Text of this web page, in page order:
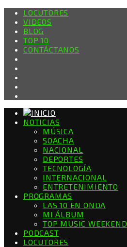
LOCUTORES
VIDEOS
BLOG
TOP 10
CONTÁCTANOS
NOTICIAS
MÚSICA
SOACHA
NACIONAL
DEPORTES
TECNOLOGÍA
INTERNACIONAL
ENTRETENIMIENTO
PROGRAMAS
LAS 10 EN ONDA
MI ÁLBUM
TOP MUSIC WEEKEND
PODCAST
LOCUTORES